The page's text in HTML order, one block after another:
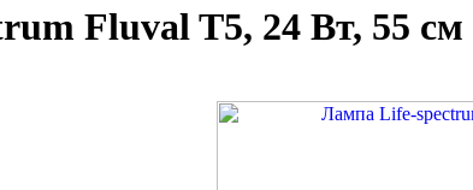
Fluval T5, 24 Вт, 55 см